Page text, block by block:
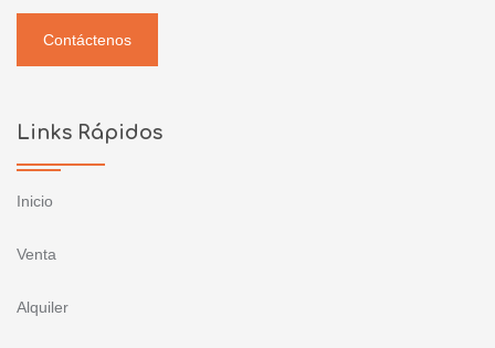
Contáctenos
Links Rápidos
Inicio
Venta
Alquiler